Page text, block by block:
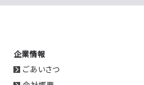
企業情報
ごあいさつ